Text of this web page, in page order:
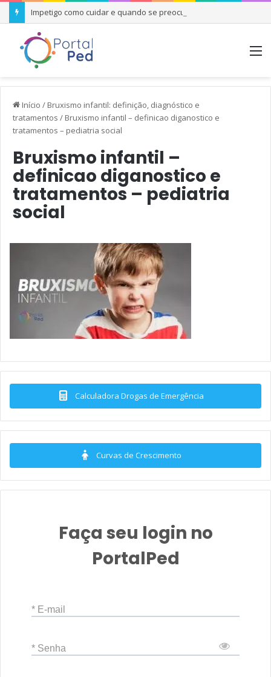
Impetigo como cuidar e quando se preocupar
Início / Bruxismo infantil: definição, diagnóstico e
tratamentos / Bruxismo infantil – definicao diganostico e
tratamentos – pediatria social
Bruxismo infantil –
definicao diganostico e
tratamentos – pediatria
social
Calculadora Drogas de Emergência
Curvas de Crescimento
Faça seu login no
PortalPed
* E-mail
* Senha